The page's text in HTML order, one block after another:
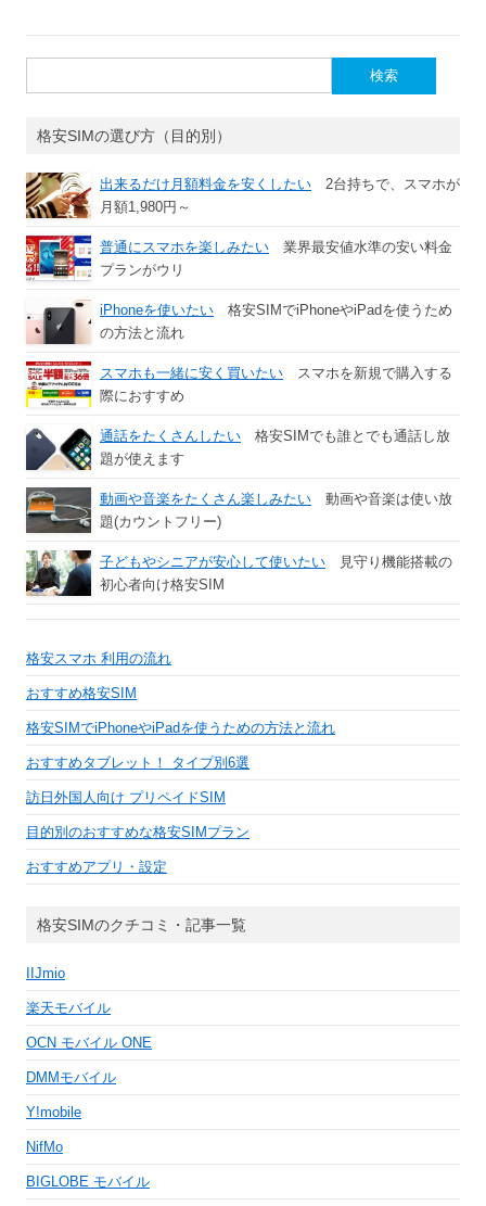
索:
格安SIMの選び方（目的別）
出来るだけ月額料金を安くしたい 2台持ちで、スマホが
月額1,980円～
普通にスマホを楽しみたい 業界最安値水準の安い料金
プランがウリ
iPhoneを使いたい 格安SIMでiPhoneやiPadを使うため
の方法と流れ
スマホも一緒に安く買いたい スマホを新規で購入する
際におすすめ
通話をたくさんしたい 格安SIMでも誰とでも通話し放
題が使えます
動画や音楽をたくさん楽しみたい 動画や音楽は使い放
題(カウントフリー)
子どもやシニアが安心して使いたい 見守り機能搭載の
初心者向け格安SIM
格安スマホ 利用の流れ
おすすめ格安SIM
格安SIMでiPhoneやiPadを使うための方法と流れ
おすすめタブレット！ タイプ別6選
訪日外国人向け プリペイドSIM
目的別のおすすめな格安SIMプラン
おすすめアプリ・設定
格安SIMのクチコミ・記事一覧
IIJmio
楽天モバイル
OCN モバイル ONE
DMMモバイル
Y!mobile
NifMo
BIGLOBE モバイル